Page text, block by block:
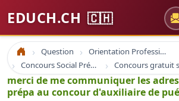
EDUCH.CH 🇨🇭
Accueil Question
Orientation Professionnelle
Concours Social Prépa Formation
merci de me communiquer les
prépa au concour d'auxiliaire de